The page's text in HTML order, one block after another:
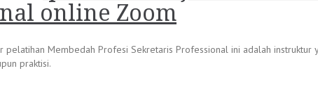
online Zoom
pelatihan Membedah Profesi Sekretaris Professional ini adalah
praktisi.